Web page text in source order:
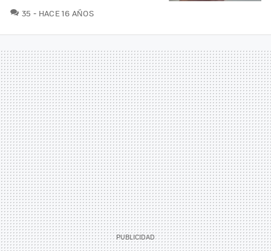
35 COMENTARIOS
HACE 16 AÑOS